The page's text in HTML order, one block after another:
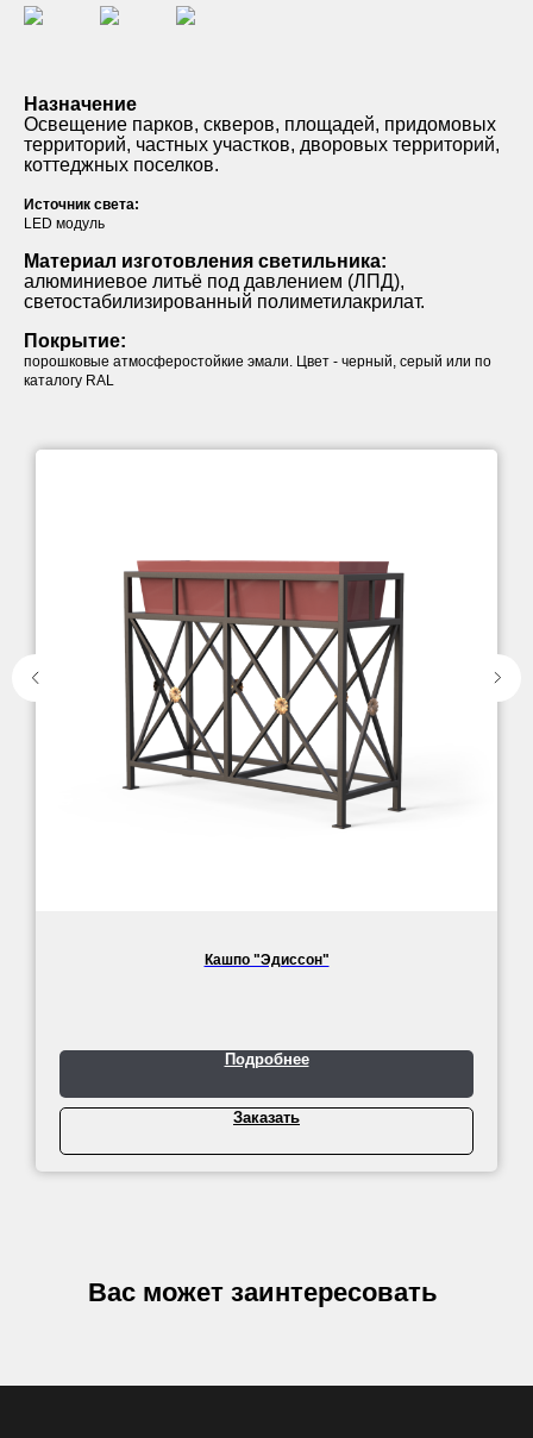
Назначение
Освещение парков, скверов, площадей, придомовых
территорий, частных участков, дворовых территорий,
коттеджных поселков.
Источник света:
LED модуль
Материал изготовления светильника:
алюминиевое литьё под давлением (ЛПД),
светостабилизированный полиметилакрилат.
Покрытие:
порошковые атмосферостойкие эмали. Цвет - черный, серый или по
каталогу RAL
Кашпо "Эдиссон"
Подробнее
Заказать
Вас может заинтересовать